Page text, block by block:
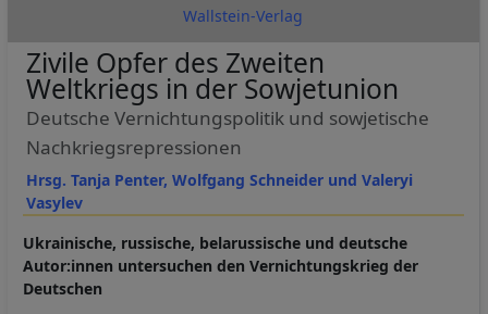
Wallstein-Verlag
Hrsg. Tanja Penter, Wolfgang Schneider und Valeryi
Vasylev
Zivile Opfer des Zweiten
Weltkriegs in der Sowjetunion
Deutsche Vernichtungspolitik und sowjetische
Nachkriegsrepressionen
Ukrainische, russische, belarussische und deutsche
Autor:innen untersuchen den Vernichtungskrieg der
Deutschen